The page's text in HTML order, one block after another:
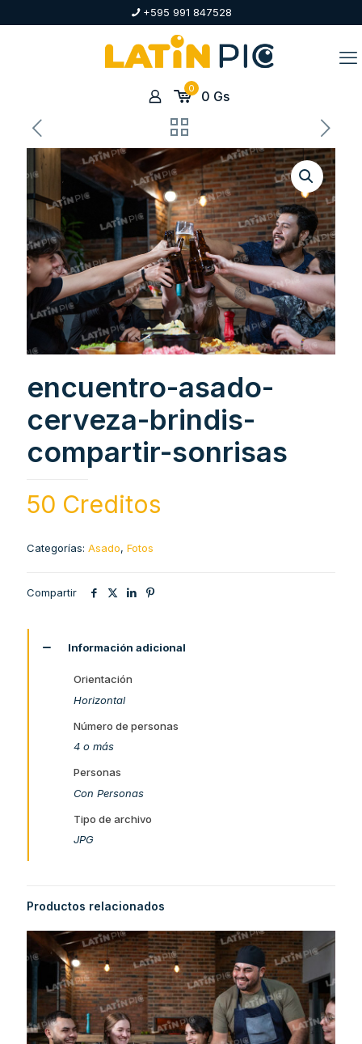
+595 991 847528
0 0 Gs
encuentro-asado-
cerveza-brindis-
compartir-sonrisas
50 Creditos
Categorías: Asado, Fotos
Compartir
Información adicional
Orientación
Horizontal
Número de personas
4 o más
Personas
Con Personas
Tipo de archivo
JPG
Productos relacionados